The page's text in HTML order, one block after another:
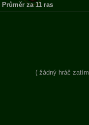
Průměr za 11 ras
( žádný hráč